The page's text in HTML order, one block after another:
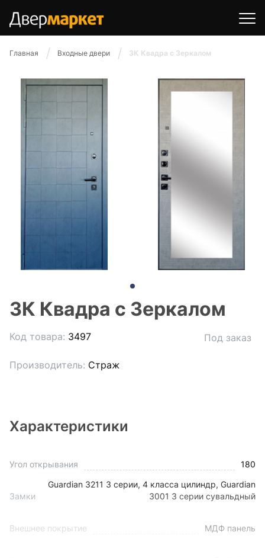
Главная Входные двери 3К Квадра с Зеркалом
3К Квадра с Зеркалом
Код товара: 3497
Производитель: Страж
Под заказ
Характеристики
Угол открывания 180
Замки
Guardian 3211 3 серии, 4 класса цилиндр, Guardian
3001 3 серии сувальдный
Внешнее покрытие МДФ панель